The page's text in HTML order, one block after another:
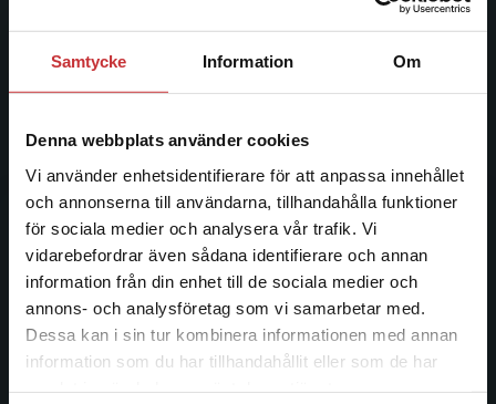
Samtycke Information Om
Denna webbplats använder cookies
Vi använder enhetsidentifierare för att anpassa innehållet
och annonserna till användarna, tillhandahålla funktioner
för sociala medier och analysera vår trafik. Vi
vidarebefordrar även sådana identifierare och annan
information från din enhet till de sociala medier och
annons- och analysföretag som vi samarbetar med.
Dessa kan i sin tur kombinera informationen med annan
information som du har tillhandahållit eller som de har
Begränsad fraktregion
Det verkar som att du besöker
ledande utbildningsförlag. Med läromedel, kurslitteratur,
facklitteratur, utbildningar och digitala
längs hela kunskapsresan.
Kontakta oss
Kontakta oss
046-31 20 00
Postadress: